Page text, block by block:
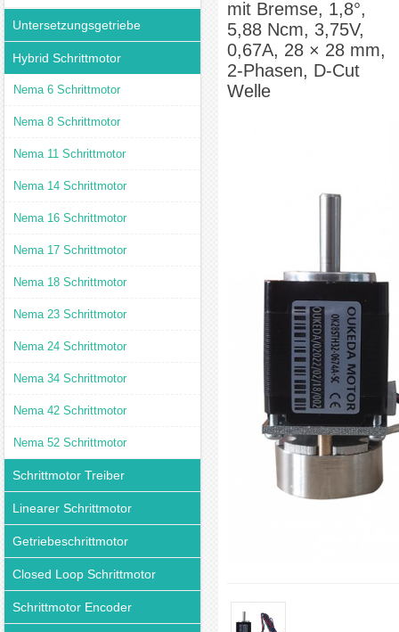
Untersetzungsgetriebe
Hybrid Schrittmotor
Nema 6 Schrittmotor
Nema 8 Schrittmotor
Nema 11 Schrittmotor
Nema 14 Schrittmotor
Nema 16 Schrittmotor
Nema 17 Schrittmotor
Nema 18 Schrittmotor
Nema 23 Schrittmotor
Nema 24 Schrittmotor
Nema 34 Schrittmotor
Nema 42 Schrittmotor
Nema 52 Schrittmotor
Schrittmotor Treiber
Linearer Schrittmotor
Getriebeschrittmotor
Closed Loop Schrittmotor
Schrittmotor Encoder
mit Bremse, 1,8°,
5,88 Ncm, 3,75V,
0,67A, 28 × 28 mm,
2-Phasen, D-Cut
Welle